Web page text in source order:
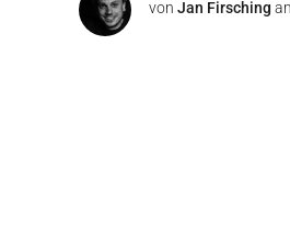
von Jan Firsching